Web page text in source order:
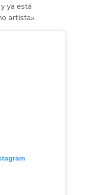
ya está
artista».